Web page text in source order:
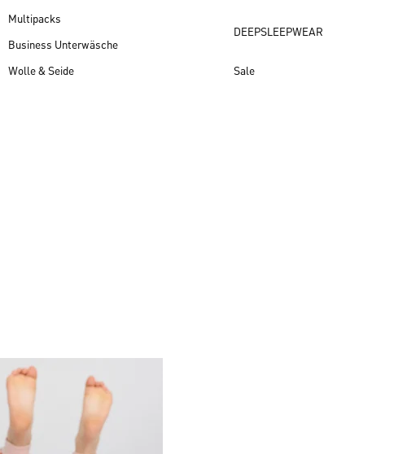
Multipacks
Business Unterwäsche
Wolle & Seide
DEEPSLEEPWEAR
Sale